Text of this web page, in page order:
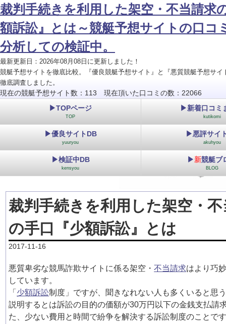
裁判手続きを利用した架空・不当請求
額訴訟』とは～競艇予想サイトの口コ
分析しての検証中。
最新更新日：2026年08月08日に更新しました！
競艇予想サイトを徹底比較。『優良競艇予想サイト』と『悪質競艇予想サイ
徹底調査しました。
現在の競艇予想サイト数：113 現在頂いた口コミの数：22066
▶TOPページ
TOP
▶新着口コミ
kutikomi
▶優良サイトDB
yuuryou
▶悪評サイ
akuhyou
▶検証中DB
kensyou
▶新競艇ブ
BLOG
裁判手続きを利用した架空・
の手口『少額訴訟』とは
2017-11-16
悪質卑劣な競馬詐欺サイトに係る架空・不当請求はより巧
しています。
「 少額訴訟制度」ですが、聞きなれない人も多くいると思
説明するとは訴訟の目的の価額が30万円以下の金銭支払請
た、少ない費用と時間で紛争を解決する訴訟制度のことで